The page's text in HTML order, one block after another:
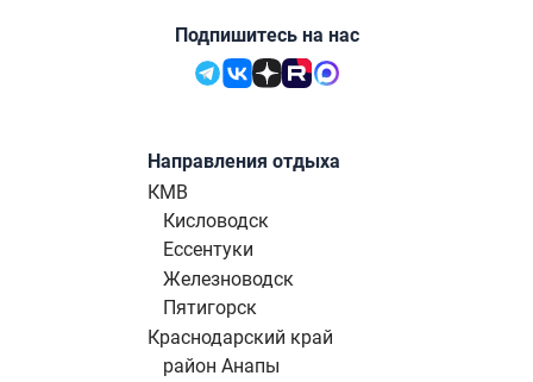
Подпишитесь на нас
Направления отдыха
КМВ
Кисловодск
Ессентуки
Железноводск
Пятигорск
Краснодарский край
район Анапы